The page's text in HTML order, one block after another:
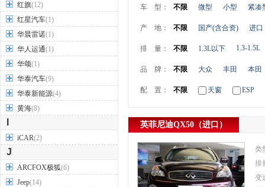
红旗(12)
红星汽车(1)
华晨雷诺(1)
华人运通(1)
华颂(1)
华泰汽车(9)
华泰新能源(4)
黄海(8)
iCAR(2)
J
ARCFOX极狐(6)
Jeep(14)
车 型： 不限 微型 小型 紧凑
产 地： 不限 国产(含合资) 进口
排 量： 不限 1.3L以下 1.3-1.5L
品 牌： 不限 大众 丰田 本田
配 置： 不限 天窗 ESP
英菲尼迪QX50（进口）
类
排
变